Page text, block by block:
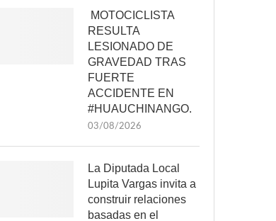
MOTOCICLISTA
RESULTA
LESIONADO DE
GRAVEDAD TRAS
FUERTE
ACCIDENTE EN
#HUAUCHINANGO.
03/08/2026
La Diputada Local
Lupita Vargas invita a
construir relaciones
basadas en el